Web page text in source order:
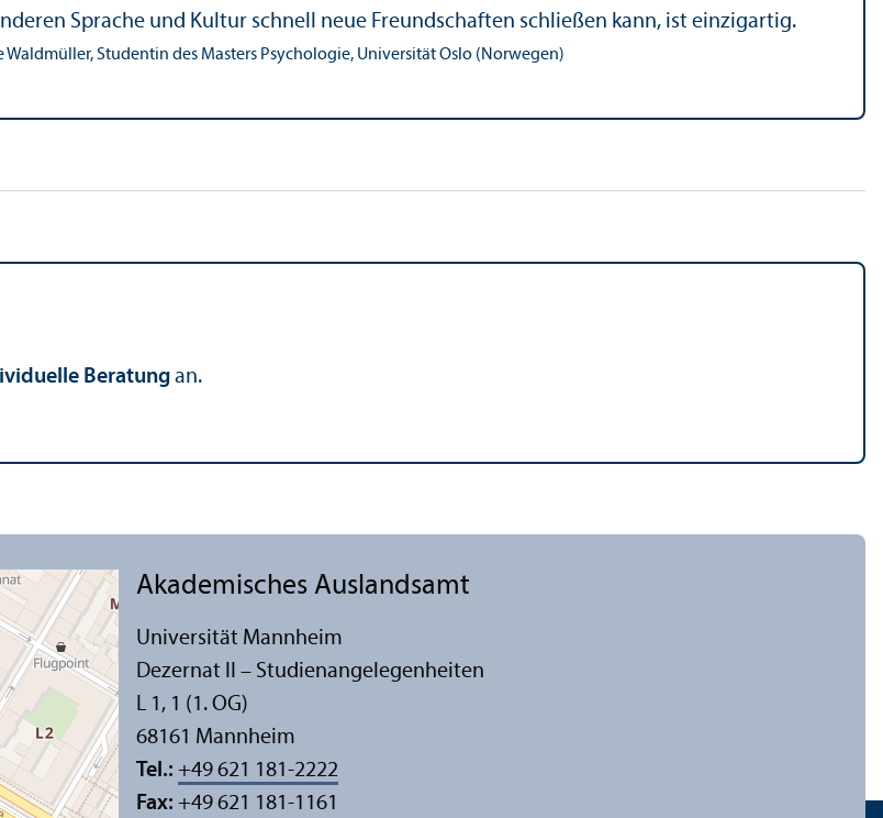
Sprache und Kultur schnell neue Freundschaften schließen kann, ist einzigartig.
Waldmüller, Studentin des Masters Psychologie, Universität Oslo (Norwegen)
Beratungan.
Akademisches Auslands­amt
Universität Mannheim
Dezernat II – Studien­angelegenheiten
L 1, 1 (1. OG)
68161 Mannheim
Tel.: +49 621 181-2222
Fax: +49 621 181-1161